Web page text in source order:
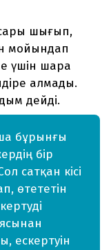
шығып,
мойындап
үшін шара
алмады.
дейді.
бұрынғы
бір
сатқан кісі
өтететін
ескертуін